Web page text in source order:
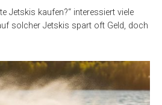
Jetskis kaufen?“ interessiert viele
solcher Jetskis spart oft Geld, doch